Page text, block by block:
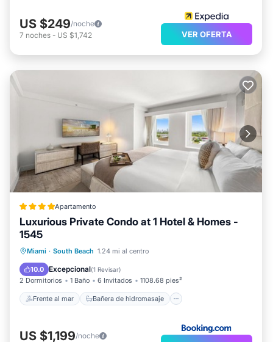
US $249/noche
7 noches - US $1,742 VER OFERTA
Apartamento
Luxurious Private Condo at 1 Hotel & Homes -
1545
Miami · South Beach 1.24 mi al centro
10.0 Excepcional(1 Revisar)
2 Dormitorios 1 Baño 6 Invitados 1108.68 pies²
Frente al mar Bañera de hidromasaje
Frente al mar
Bañera de hidromasaje
Desayuno
Aparcamiento
US $1,199/noche